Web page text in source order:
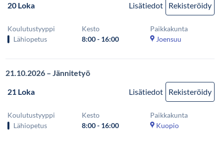
20 Loka
Lisätiedot Rekisteröidy
Koulutustyyppi
Lähiopetus
Kesto
8:00 - 16:00
Paikkakunta
Joensuu
21.10.2026 – Jännitetyö
21 Loka
Lisätiedot Rekisteröidy
Koulutustyyppi
Lähiopetus
Kesto
8:00 - 16:00
Paikkakunta
Kuopio